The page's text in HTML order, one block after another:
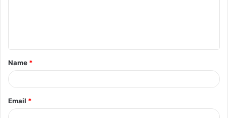
t
*
Name *
Email *